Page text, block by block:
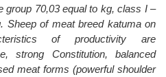
group 70,03 equal to kg, class I –
Sheep of meat breed katuma on
of productivity are
strong Constitution, balanced
meat forms (powerful shoulder